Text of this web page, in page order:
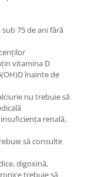
75 de ani fără
vitamina D
înainte de
nu trebuie să
renală,
să consulte
digoxină,
trebuie să